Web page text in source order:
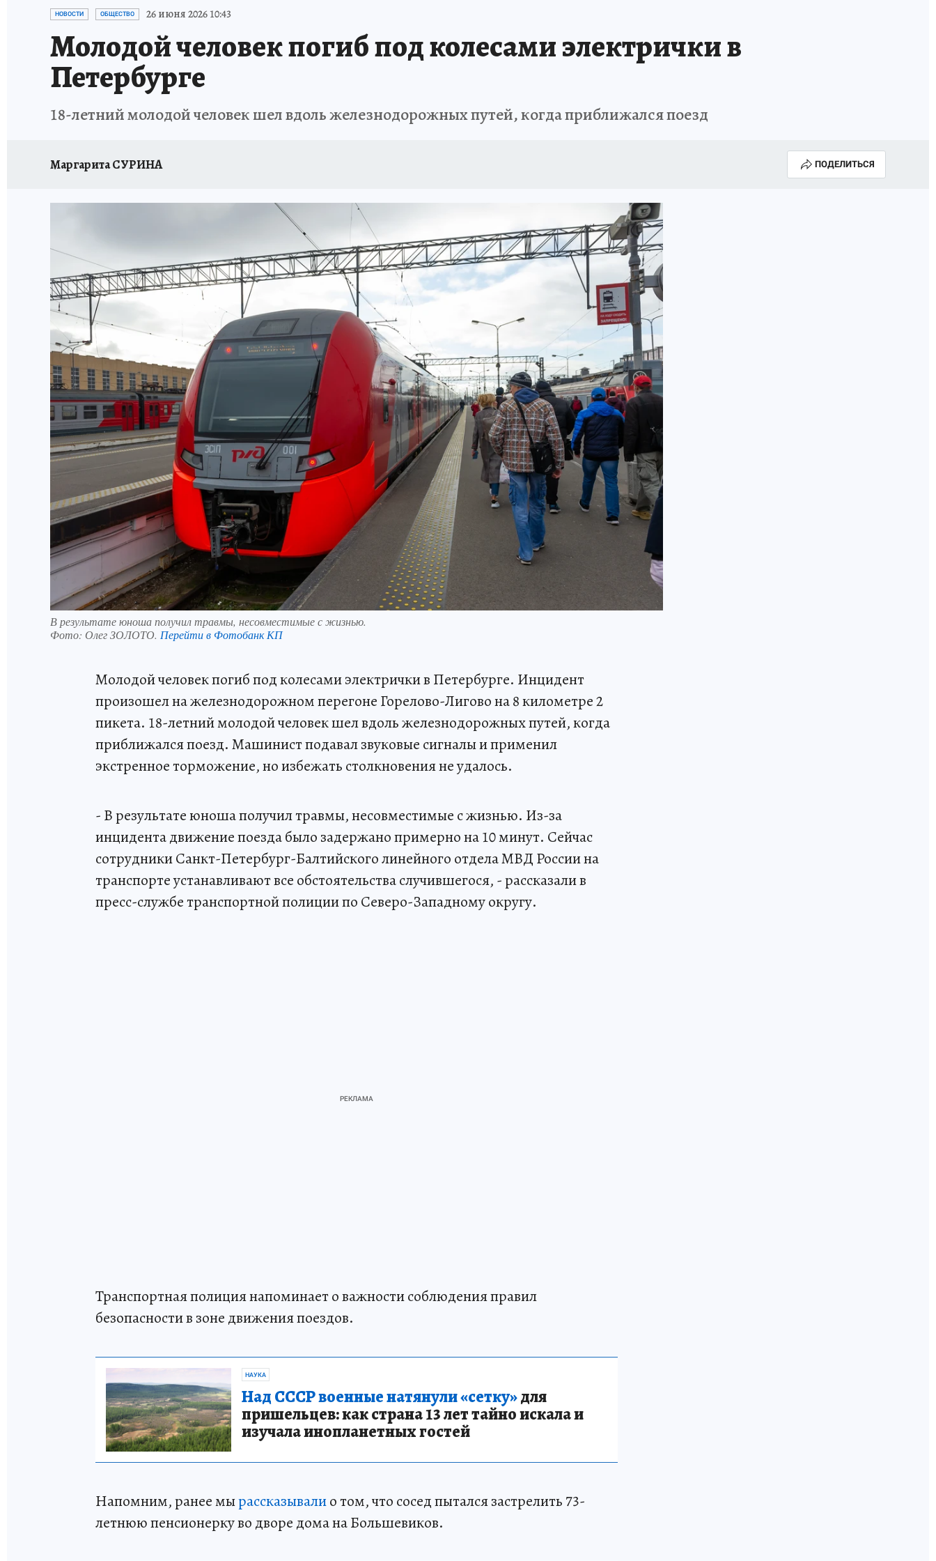
ПЕТЕРБУРГСКАЯ СТРОЙКА
НОВОСТИ ОБЩЕСТВО 26 июня 2026 10:43
Молодой человек погиб под колесами электрички в
Петербурге
18-летний молодой человек шел вдоль железнодорожных путей, когда приближался поезд
Маргарита СУРИНА ПОДЕЛИТЬСЯ
В результате юноша получил травмы, несовместимые с жизнью.
Фото: Олег ЗОЛОТО. Перейти в Фотобанк КП
Молодой человек погиб под колесами электрички в Петербурге. Инцидент
произошел на железнодорожном перегоне Горелово-Лигово на 8 километре 2
пикета. 18-летний молодой человек шел вдоль железнодорожных путей, когда
приближался поезд. Машинист подавал звуковые сигналы и применил
экстренное торможение, но избежать столкновения не удалось.
- В результате юноша получил травмы, несовместимые с жизнью. Из-за
инцидента движение поезда было задержано примерно на 10 минут. Сейчас
сотрудники Санкт-Петербург-Балтийского линейного отдела МВД России на
транспорте устанавливают все обстоятельства случившегося, - рассказали в
пресс-службе транспортной полиции по Северо-Западному округу.
Транспортная полиция напоминает о важности соблюдения правил
безопасности в зоне движения поездов.
НАУКА
Над СССР военные натянули «сетку»для
пришельцев: как страна 13 лет тайно искала и
изучала инопланетных гостей
Напомним, ранее мырассказывалио том, что сосед пытался застрелить 73-
летнюю пенсионерку во дворе дома на Большевиков.